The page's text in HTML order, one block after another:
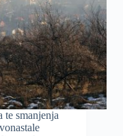
smanjenja